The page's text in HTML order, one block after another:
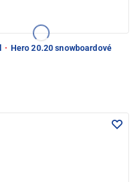
· Hero 20.20 snowboardové